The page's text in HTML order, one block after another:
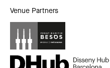
Venue Partners